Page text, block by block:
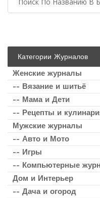
Категории Журналов
Женские журналы
-- Вязание и шитьё
-- Мама и Дети
-- Рецепты и
Мужские журналы
-- Авто и Мото
-- Игры
-- Компьютерные
Дом и Интерьер
-- Дача и огород